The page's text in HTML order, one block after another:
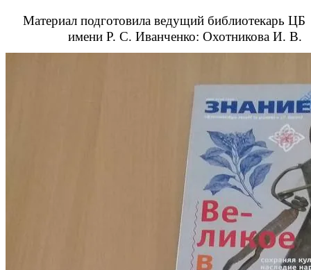
Материал подготовила ведущий библиотекарь ЦБ
имени Р. С. Иванченко: Охотникова И. В.